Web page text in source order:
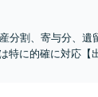
分割、寄与分、遺
に的確に対応【